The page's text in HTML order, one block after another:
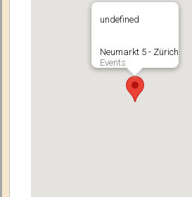
undefined
Neumarkt 5 - Zürich
Events